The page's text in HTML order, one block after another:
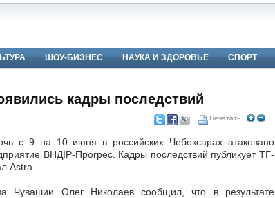
ШОУ-БИЗНЕС НАУКА И ЗДОРОВЬЕ
СПОРТ
кадры последствий
Печатать
с 9 на 10 июня в российских Чебоксарах атаковано
ВНДІР-Прогрес. Кадры последствий публикует ТГ-
Аstra.
Чувашии Олег Николаев сообщил, что в результате